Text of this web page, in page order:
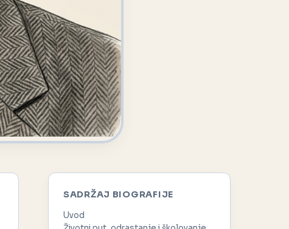
SADRŽAJ BIOGRAFIJE
Uvod